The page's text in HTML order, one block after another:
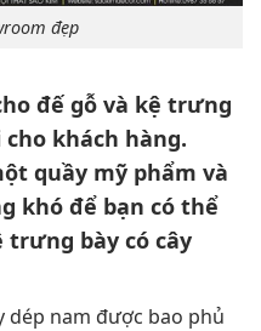
đẹp
đế gỗ và kệ trưng
cho khách hàng.
quầy mỹ phẩm và
khó để bạn có thể
bày có cây
dép nam được bao phủ